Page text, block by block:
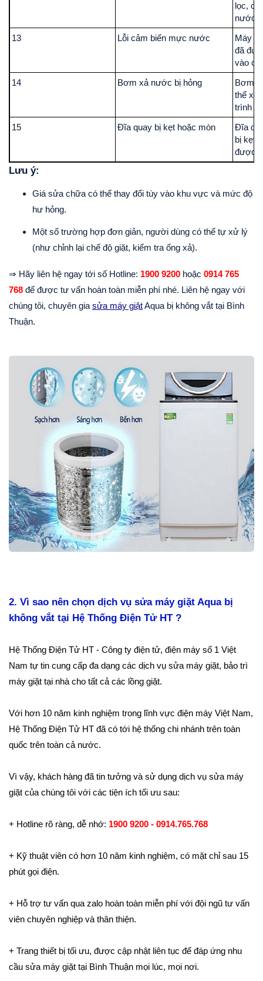
lọc,
nước
13 Lỗi cảm biến mực nước
Máy
đã
vào
14 Bơm xả nước bị hỏng
Bơm
thể xả
trình
15 Đĩa quay bị kẹt hoặc mòn
Đĩa
bị kẹt
được.
Lưu ý:
Giá sửa chữa có thể thay đổi tùy vào khu vực và mức độ
hư hỏng.
Một số trường hợp đơn giản, người dùng có thể tự xử lý
(như chỉnh lại chế độ giặt, kiểm tra ống xả).
⇒ Hãy liên hệ ngay tới số Hotline: 1900 9200 hoặc 0914 765
768 để được tư vấn hoàn toàn miễn phí nhé. Liên hệ ngay với
chúng tôi, chuyên gia sửa máy giặtAqua bị không vắt tại Bình
Thuận.
2. Vì sao nên chọn dịch vụ sửa máy giặt Aqua bị
không vắt tại Hệ Thống Điện Tử HT ?
Hệ Thống Điện Tử HT - Công ty điện tử, điện máy số 1 Việt
Nam tự tin cung cấp đa dạng các dịch vụ sửa máy giặt, bảo trì
máy giặt tại nhà cho tất cả các lồng giặt.
Với hơn 10 năm kinh nghiệm trong lĩnh vực điện máy Việt Nam,
Hệ Thống Điện Tử HT đã có tới hệ thống chi nhánh trên toàn
quốc trên toàn cả nước.
Vì vậy, khách hàng đã tin tưởng và sử dụng dịch vụ sửa máy
giặt của chúng tôi với các tiện ích tối ưu sau:
+ Hotline rõ ràng, dễ nhớ: 1900 9200 - 0914.765.768
+ Kỹ thuật viên có hơn 10 năm kinh nghiệm, có mặt chỉ sau 15
phút gọi điện.
+ Hỗ trợ tư vấn qua zalo hoàn toàn miễn phí với đội ngũ tư vấn
viên chuyên nghiệp và thân thiện.
+ Trang thiết bị tối ưu, được cập nhật liên tục để đáp ứng nhu
cầu sửa máy giặt tại Bình Thuận mọi lúc, mọi nơi.